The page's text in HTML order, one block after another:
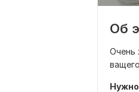
Об
Очень
Нужно